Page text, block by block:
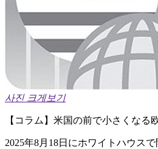
사진 크게보기
【コラム】米国の前で小さくなる
2025年8月18日にホワイトハウス